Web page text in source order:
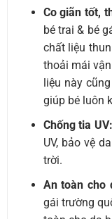
Co giãn tốt,
bé trai & bé
chất liệu
thoải mái
liệu này
giúp bé luôn
Chống tia UV:
UV, bảo vệ
trời.
An toàn cho
gái trường